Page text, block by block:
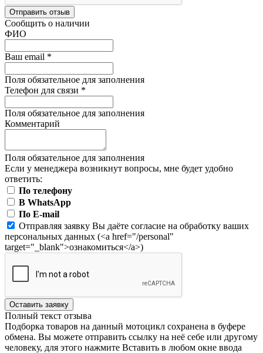
Отправить отзыв
Сообщить о наличии
ФИО
Ваш email *
Поля обязательное для заполнения
Телефон для связи *
Поля обязательное для заполнения
Комментарий
Поля обязательное для заполнения
Если у менеджера возникнут вопросы, мне будет удобно
ответить:
По телефону
В WhatsApp
По E-mail
Отправляя заявку Вы даёте согласие на обработку ваших
персональных данных (<a href="/personal"
target="_blank">ознакомиться</a>)
Оставить заявку
Полный текст отзыва
Подборка товаров на данный мотоцикл сохранена в буфере
обмена. Вы можете отправить ссылку на неё себе или другому
человеку, для этого нажмите Вставить в любом окне ввода